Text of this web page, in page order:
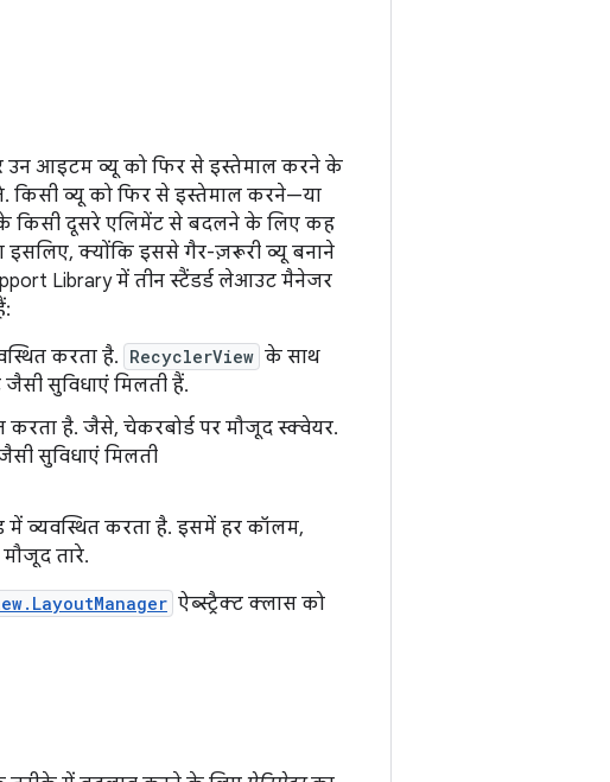
आइटम व्यू को फिर से इस्तेमाल करने के
किसी व्यू को फिर से इस्तेमाल करने—या
किसी दूसरे एलिमेंट से बदलने के लिए कह
इसलिए, क्योंकि इससे गैर-ज़रूरी व्यू बनाने
Library में तीन स्टैंडर्ड लेआउट मैनेजर
करता है. RecyclerView के साथ
सुविधाएं मिलती हैं.
करता है. जैसे, चेकरबोर्ड पर मौजूद स्क्वेयर.
सुविधाएं मिलती
में व्यवस्थित करता है. इसमें हर कॉलम,
तारे.
ऐब्स्ट्रैक्ट क्लास को